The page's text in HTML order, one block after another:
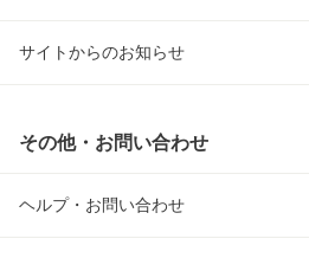
サイトからのお知らせ
その他・お問い合わせ
ヘルプ・お問い合わせ